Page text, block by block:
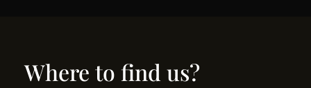
Where to find us?